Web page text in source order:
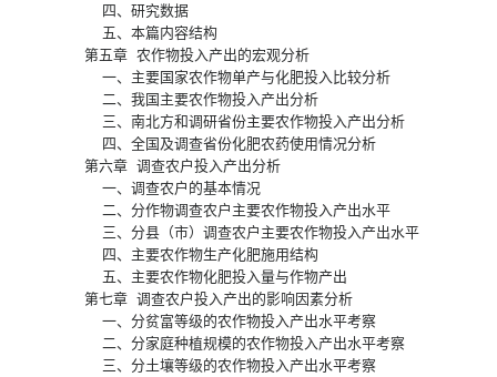
    四、研究数据
    五、本篇内容结构
  第五章 农作物投入产出的宏观分析
    一、主要国家农作物单产与化肥投入比较分析
    二、我国主要农作物投入产出分析
    三、南北方和调研省份主要农作物投入产出分析
    四、全国及调查省份化肥农药使用情况分析
  第六章 调查农户投入产出分析
    一、调查农户的基本情况
    二、分作物调查农户主要农作物投入产出水平
    三、分县（市）调查农户主要农作物投入产出水平
    四、主要农作物生产化肥施用结构
    五、主要农作物化肥投入量与作物产出
  第七章 调查农户投入产出的影响因素分析
    一、分贫富等级的农作物投入产出水平考察
    二、分家庭种植规模的农作物投入产出水平考察
    三、分土壤等级的农作物投入产出水平考察